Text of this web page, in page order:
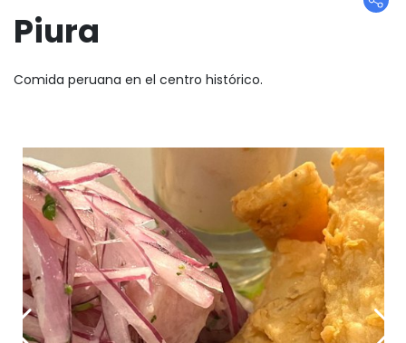
Piura
Comida peruana en el centro histórico.